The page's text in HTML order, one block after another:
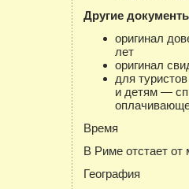
Другие
оригинал
лет
оригинал
для
и детям —
Время
В Риме отстает от
География